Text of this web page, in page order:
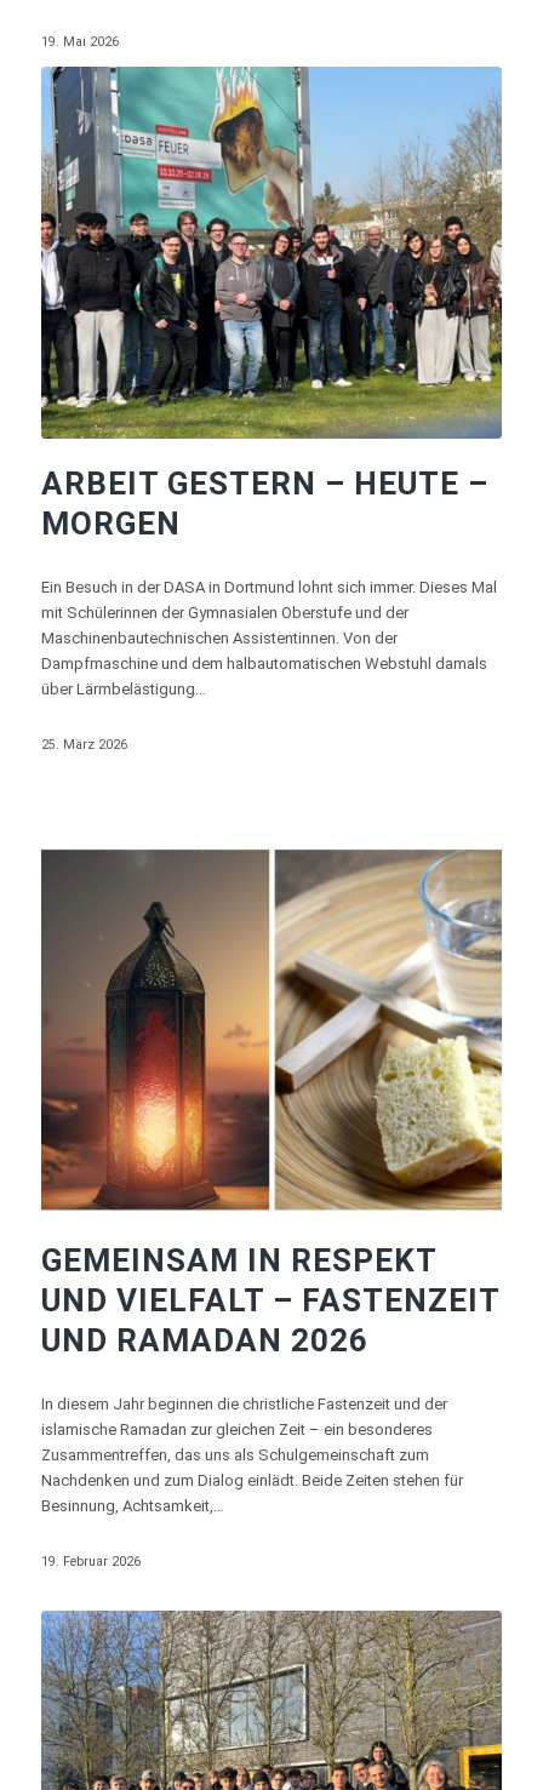
19. Mai 2026
ARBEIT GESTERN – HEUTE –
MORGEN
Ein Besuch in der DASA in Dortmund lohnt sich immer. Dieses Mal
mit Schülerinnen der Gymnasialen Oberstufe und der
Maschinenbautechnischen Assistentinnen. Von der
Dampfmaschine und dem halbautomatischen Webstuhl damals
über Lärmbelästigung…
25. März 2026
GEMEINSAM IN RESPEKT
UND VIELFALT – FASTENZEIT
UND RAMADAN 2026
In diesem Jahr beginnen die christliche Fastenzeit und der
islamische Ramadan zur gleichen Zeit – ein besonderes
Zusammentreffen, das uns als Schulgemeinschaft zum
Nachdenken und zum Dialog einlädt. Beide Zeiten stehen für
Besinnung, Achtsamkeit,…
19. Februar 2026